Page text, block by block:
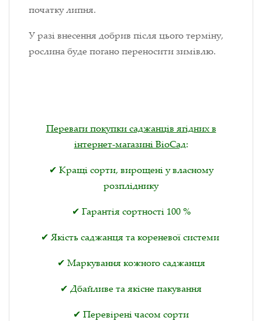
початку липня.
У разі внесення добрив після цього терміну,
рослина буде погано переносити зимівлю.
Переваги покупки саджанців ягідних в
інтернет-магазині ВіоСад:
✔ Кращі сорти, вирощені у власному
розпліднику
✔ Гарантія сортності 100 %
✔ Якість саджанця та кореневої системи
✔ Маркування кожного саджанця
✔ Дбайливе та якісне пакування
✔ Перевірені часом сорти